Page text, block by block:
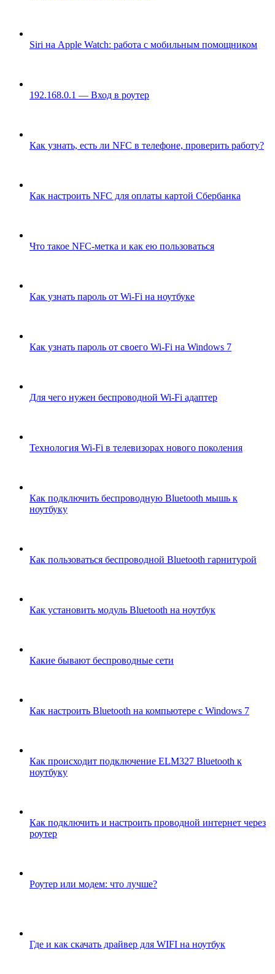
Siri на Apple Watch: работа с мобильным помощником
192.168.0.1 — Вход в роутер
Как узнать, есть ли NFC в телефоне, проверить работу?
Как настроить NFC для оплаты картой Сбербанка
Что такое NFC-метка и как ею пользоваться
Как узнать пароль от Wi-Fi на ноутбуке
Как узнать пароль от своего Wi-Fi на Windows 7
Для чего нужен беспроводной Wi-Fi адаптер
Технология Wi-Fi в телевизорах нового поколения
Как подключить беспроводную Bluetooth мышь к
ноутбуку
Как пользоваться беспроводной Bluetooth гарнитурой
Как установить модуль Bluetooth на ноутбук
Какие бывают беспроводные сети
Как настроить Bluetooth на компьютере с Windows 7
Как происходит подключение ELM327 Bluetooth к
ноутбуку
Как подключить и настроить проводной интернет через
роутер
Роутер или модем: что лучше?
Где и как скачать драйвер для WIFI на ноутбук